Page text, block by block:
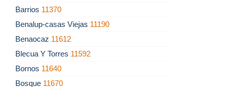
Barrios 11370
Benalup-casas Viejas 11190
Benaocaz 11612
Blecua Y Torres 11592
Bornos 11640
Bosque 11670